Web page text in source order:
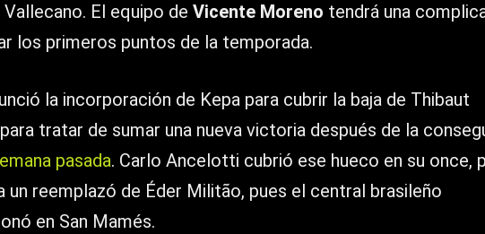
El equipo de Vicente Moreno tendrá una
los primeros puntos de la temporada.
la incorporación de Kepa para cubrir la baja de Thibaut
tratar de sumar una nueva victoria después de la
pasada. Carlo Ancelotti cubrió ese hueco en su once,
un reemplazó de Éder Militão, pues el central brasileño
en San Mamés.